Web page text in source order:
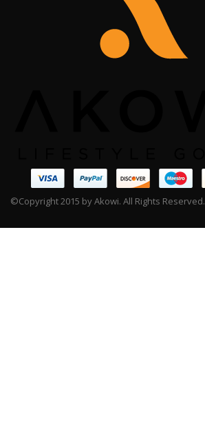
©Copyright 2015 by Akowi. All Rights Reserved.